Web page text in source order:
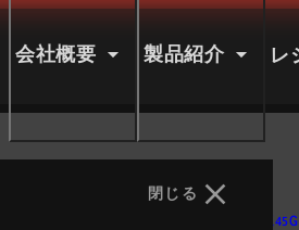
会社概要 製品紹介 レ
閉じる
ソーシャル ネットワー
CINTES PERNIL CURAT 2X45G